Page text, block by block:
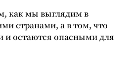
как мы выглядим в
странами, а в том, что
и остаются опасными для